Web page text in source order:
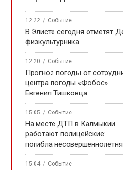
12:22 Событие
В Элисте сегодня отметят
физкультурника
12:20 Событие
Прогноз погоды от
центра погоды «Фобос»
Евгения Тишковца
15:05 Событие
На месте ДТП в Калмыкии
работают полицейские:
погибла
15:04 Событие